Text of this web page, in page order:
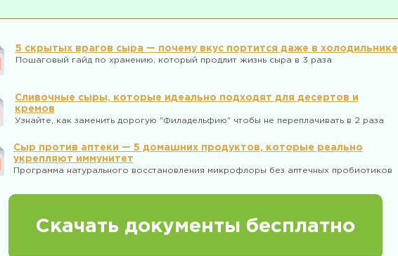
5 скрытых врагов сыра — почему вкус портится даже в холодильнике
Пошаговый гайд по хранению, который продлит жизнь сыра в 3 раза
Сливочные сыры, которые идеально подходят для десертов и
кремов
Узнайте, как заменить дорогую "Филадельфию" чтобы не переплачивать в 2 раза
Сыр против аптеки — 5 домашних продуктов, которые реально
укрепляют иммунитет
Программа натурального восстановления микрофлоры без аптечных пробиотиков
Скачать документы бесплатно